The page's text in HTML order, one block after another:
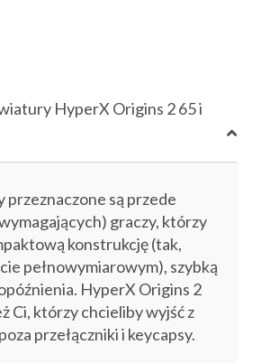
HyperX Origins 2 65 i
przeznaczone są przede
graczy, którzy
konstrukcję (tak,
pełnowymiarowym), szybką
HyperX Origins 2
Ci, którzy chcieliby wyjść z
przełączniki i keycapsy.